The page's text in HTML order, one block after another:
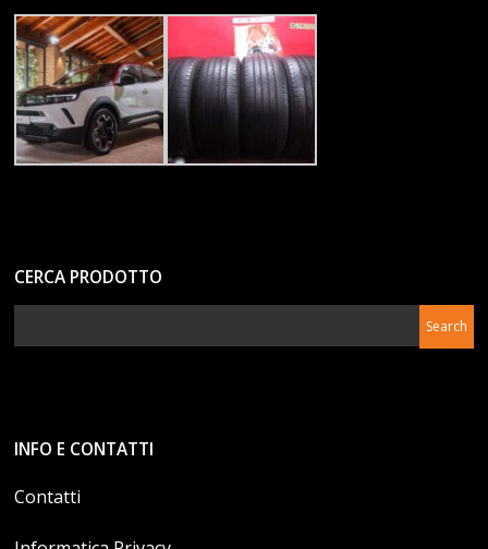
CERCA PRODOTTO
INFO E CONTATTI
Contatti